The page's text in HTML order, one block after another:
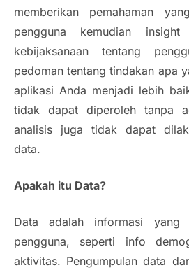
memberikan pemahaman
pengguna kemudian insight
kebijaksanaan tentang
pedoman tentang tindakan apa
aplikasi Anda menjadi lebih
tidak dapat diperoleh tanpa
analisis juga tidak dapat
data.
Apakah itu Data?
Data adalah informasi
pengguna, seperti info
aktivitas. Pengumpulan data